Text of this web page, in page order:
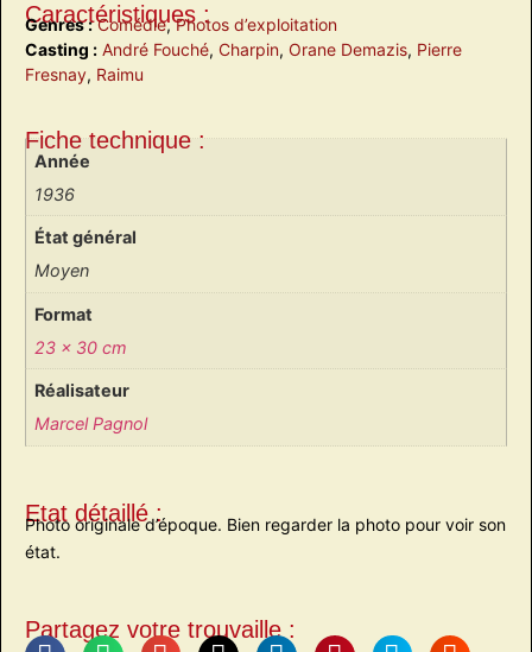
Caractéristiques :
Genres : Comédie,Photos d’exploitation
Casting : André Fouché, Charpin, Orane Demazis, Pierre
Fresnay, Raimu
Fiche technique :
Année
1936
État général
Moyen
Format
23 x 30 cm
Réalisateur
Marcel Pagnol
Etat détaillé :
Photo originale d’époque. Bien regarder la photo pour voir son
état.
Partagez votre trouvaille :